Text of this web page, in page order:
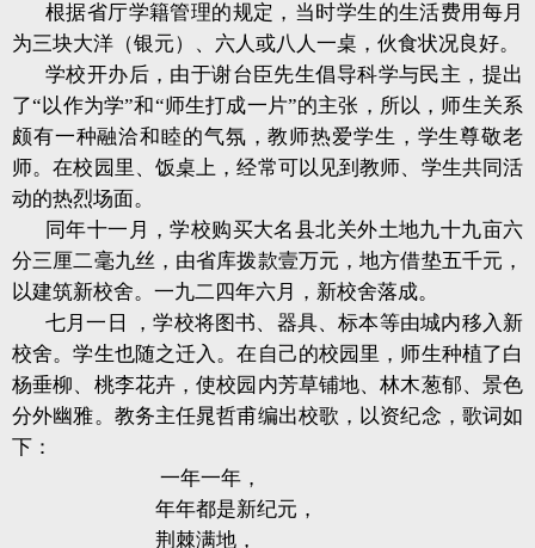
根据省厅学籍管理的规定，当时学生的生活费用每月
为三块大洋（银元）、六人或八人一桌，伙食状况良好。
学校开办后，由于谢台臣先生倡导科学与民主，提出
了“以作为学”和“师生打成一片”的主张，所以，师生关系
颇有一种融洽和睦的气氛，教师热爱学生，学生尊敬老
师。在校园里、饭桌上，经常可以见到教师、学生共同活
动的热烈场面。
同年十一月，学校购买大名县北关外土地九十九亩六
分三厘二毫九丝，由省库拨款壹万元，地方借垫五千元，
以建筑新校舍。一九二四年六月，新校舍落成。
七月一日
，学校将图书、器具、标本等由城内移入新
校舍。学生也随之迁入。在自己的校园里，师生种植了白
杨垂柳、桃李花卉，使校园内芳草铺地、林木葱郁、景色
分外幽雅。教务主任晁哲甫编出校歌，以资纪念，歌词如
下：
一年一年，
年年都是新纪元，
荆棘满地，